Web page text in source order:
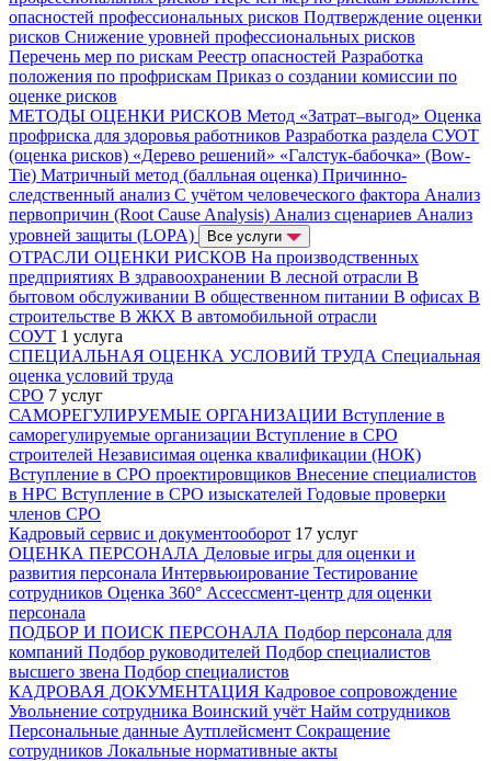
опасностей профессиональных рисков Подтверждение оценки
рисков Снижение уровней профессиональных рисков
Перечень мер по рискам Реестр опасностей Разработка
положения по профрискам Приказ о создании комиссии по
оценке рисков
МЕТОДЫ ОЦЕНКИ РИСКОВ Метод «Затрат–выгод» Оценка
профриска для здоровья работников Разработка раздела СУОТ
(оценка рисков) «Дерево решений» «Галстук-бабочка» (Bow-
Tie) Матричный метод (балльная оценка) Причинно-
следственный анализ С учётом человеческого фактора Анализ
первопричин (Root Cause Analysis) Анализ сценариев Анализ
уровней защиты (LOPA)
Все услуги
ОТРАСЛИ ОЦЕНКИ РИСКОВ На производственных
предприятиях В здравоохранении В лесной отрасли В
бытовом обслуживании В общественном питании В офисах В
строительстве В ЖКХ В автомобильной отрасли
СОУТ 1 услуга
СПЕЦИАЛЬНАЯ ОЦЕНКА УСЛОВИЙ ТРУДА Специальная
оценка условий труда
СРО 7 услуг
САМОРЕГУЛИРУЕМЫЕ ОРГАНИЗАЦИИ Вступление в
саморегулируемые организации Вступление в СРО
строителей Независимая оценка квалификации (НОК)
Вступление в СРО проектировщиков Внесение специалистов
в НРС Вступление в СРО изыскателей Годовые проверки
членов СРО
Кадровый сервис и документооборот 17 услуг
ОЦЕНКА ПЕРСОНАЛА Деловые игры для оценки и
развития персонала Интервьюирование Тестирование
сотрудников Оценка 360° Ассессмент-центр для оценки
персонала
ПОДБОР И ПОИСК ПЕРСОНАЛА Подбор персонала для
компаний Подбор руководителей Подбор специалистов
высшего звена Подбор специалистов
КАДРОВАЯ ДОКУМЕНТАЦИЯ Кадровое сопровождение
Увольнение сотрудника Воинский учёт Найм сотрудников
Персональные данные Аутплейсмент Сокращение
сотрудников Локальные нормативные акты